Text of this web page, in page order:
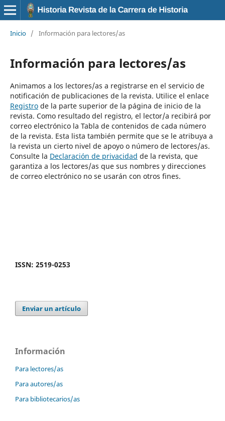
Inicio / Información para lectores/as
Información para lectores/as
Animamos a los lectores/as a registrarse en el servicio de
notificación de publicaciones de la revista. Utilice el enlace
Registrode la parte superior de la página de inicio de la
revista. Como resultado del registro, el lector/a recibirá por
correo electrónico la Tabla de contenidos de cada número
de la revista. Esta lista también permite que se le atribuya a
la revista un cierto nivel de apoyo o número de lectores/as.
Consulte la Declaración de privacidad de la revista, que
garantiza a los lectores/as que sus nombres y direcciones
de correo electrónico no se usarán con otros fines.
ISSN: 2519-0253
Enviar un artículo
Información
Para lectores/as
Para autores/as
Para bibliotecarios/as